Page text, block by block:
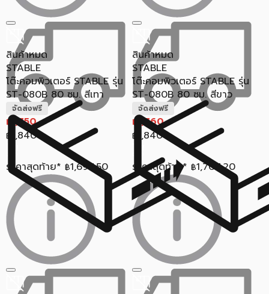
สินค้าหมด
STABLE
โต๊ะคอมพิวเตอร์ STABLE รุ่น
ST-080B 80 ซม. สีเทา
จัดส่งฟรี
฿ 1,750
฿ 1,840
ราคาสุดท้าย* ฿1,697.50
สินค้าหมด
STABLE
โต๊ะคอมพิวเตอร์ STABLE รุ่น
ST-080B 80 ซม. สีขาว
จัดส่งฟรี
฿ 1,760
฿ 1,840
ราคาสุดท้าย* ฿1,707.20